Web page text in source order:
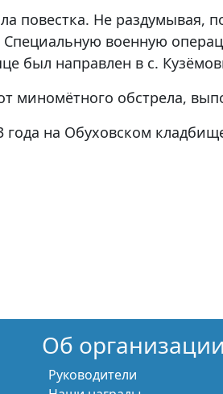
повестка. Не раздумывая,
военную
был направлен в с.
миномётного обстрела,
на Обуховском
Об организации
Руководители